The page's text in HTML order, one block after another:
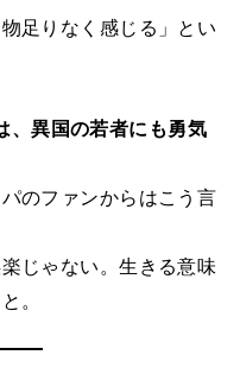
足りなく感じる」とい
、異国の若者にも勇気
のファンからはこう言
じゃない。生きる意味
。